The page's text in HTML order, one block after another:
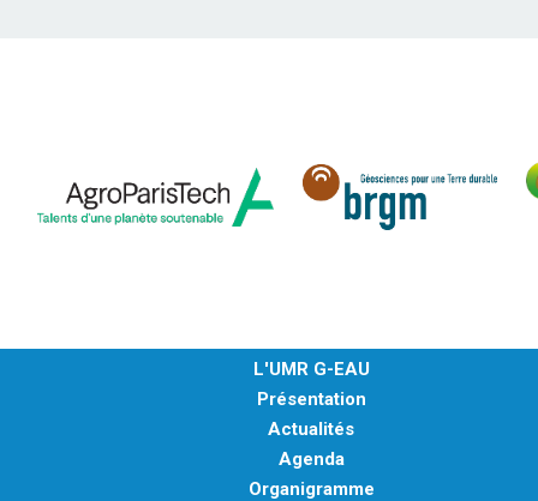
L'UMR G-EAU
Présentation
Actualités
Agenda
Organigramme